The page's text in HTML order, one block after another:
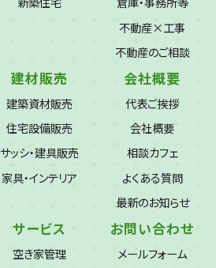
不動産×工事
不動産のご相談
建材販売
建築資材販売
住宅設備販売
サッシ・建具販売
家具・インテリア
会社概要
代表ご挨拶
会社概要
相談カフェ
よくある質問
最新のお知らせ
サービス
空き家管理
お問い合わせ
メールフォーム